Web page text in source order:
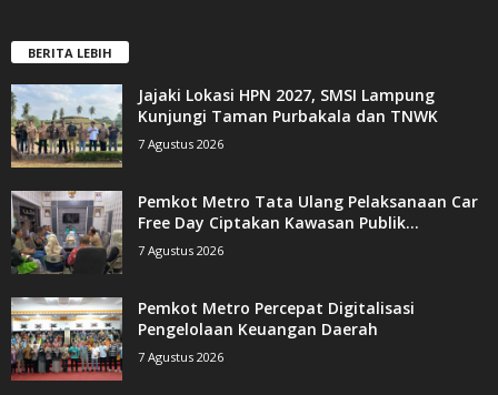
BERITA LEBIH
Jajaki Lokasi HPN 2027, SMSI Lampung
Kunjungi Taman Purbakala dan TNWK
7 Agustus 2026
Pemkot Metro Tata Ulang Pelaksanaan Car
Free Day Ciptakan Kawasan Publik...
7 Agustus 2026
Pemkot Metro Percepat Digitalisasi
Pengelolaan Keuangan Daerah
7 Agustus 2026